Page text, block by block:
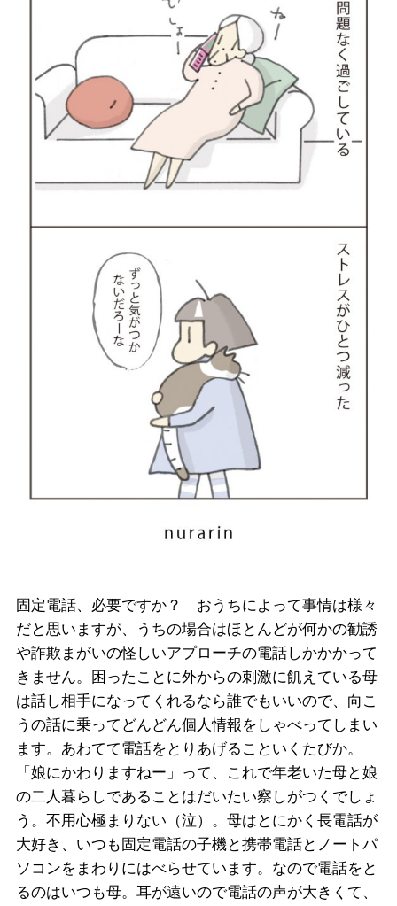
固定電話、必要ですか？ おうちによって事情は様々
だと思いますが、うちの場合はほとんどが何かの勧誘
や詐欺まがいの怪しいアプローチの電話しかかかって
きません。困ったことに外からの刺激に飢えている母
は話し相手になってくれるなら誰でもいいので、向こ
うの話に乗ってどんどん個人情報をしゃべってしまい
ます。あわてて電話をとりあげることいくたびか。
「娘にかわりますねー」って、これで年老いた母と娘
の二人暮らしであることはだいたい察しがつくでしょ
う。不用心極まりない（泣）。母はとにかく長電話が
大好き、いつも固定電話の子機と携帯電話とノートパ
ソコンをまわりにはべらせています。なので電話をと
るのはいつも母。耳が遠いので電話の声が大きくて、